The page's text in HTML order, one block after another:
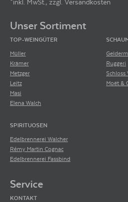
*inkl. MwSt., zzgl. Versandkosten
Unser Sortiment
TOP-WEINGÜTER
Müller
Krämer
Metzger
Leitz
Masi
Elena Walch
Ruggeri
Schloss
Moët &
SPIRITUOSEN
Edelbrennerei Walcher
Rémy Martin Cognac
Edelbrennerei Fassbind
Service
KONTAKT